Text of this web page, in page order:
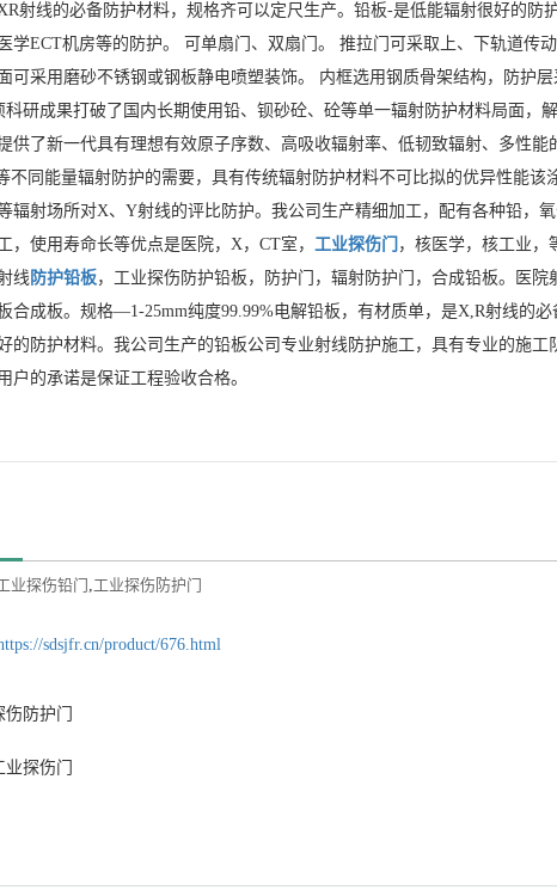
射线的必备防护材料，规格齐可以定尺生产。铅板-是低能辐射很好的防
学ECT机房等的防护。 可单扇门、双扇门。 推拉门可采取上、下轨道传
可采用磨砂不锈钢或钢板静电喷塑装饰。 内框选用钢质骨架结构，防护
科研成果打破了国内长期使用铅、钡砂砼、砼等单一辐射防护材料局面，
供了新一代具有理想有效原子序数、高吸收辐射率、低韧致辐射、多性
不同能量辐射防护的需要，具有传统辐射防护材料不可比拟的优异性能该
辐射场所对X、Y射线的评比防护。我公司生产精细加工，配有各种铅，
，使用寿命长等优点是医院，X，CT室， 工业探伤门
，核医学，核工业，
线防护铅板，工业探伤防护铅板，防护门，辐射防护门，合成铅板。医
合成板。规格—1-25mm纯度99.99%电解铅板，有材质单，是X,R射线的
的防护材料。我公司生产的铅板公司专业射线防护施工，具有专业的施
户的承诺是保证工程验收合格。
业探伤铅门 ,工业探伤防护门
sdsjfr.cn/product/676.html
伤防护门
业探伤门